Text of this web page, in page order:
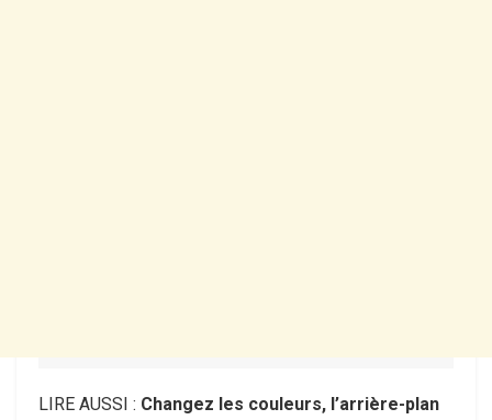
LIRE AUSSI : Changez les couleurs, l’arrière-plan